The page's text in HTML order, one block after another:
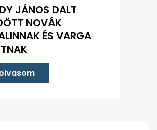
JÁNOS DALT
NOVÁK
ÉS VARGA